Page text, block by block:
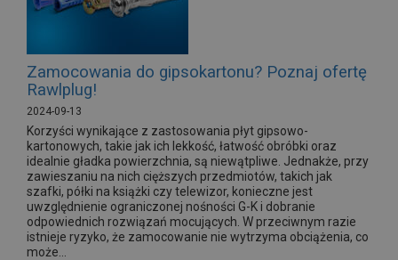
Zamocowania do gipsokartonu? Poznaj ofertę
Rawlplug!
2024-09-13
Korzyści wynikające z zastosowania płyt gipsowo-
kartonowych, takie jak ich lekkość, łatwość obróbki oraz
idealnie gładka powierzchnia, są niewątpliwe. Jednakże, przy
zawieszaniu na nich cięższych przedmiotów, takich jak
szafki, półki na książki czy telewizor, konieczne jest
uwzględnienie ograniczonej nośności G-K i dobranie
odpowiednich rozwiązań mocujących. W przeciwnym razie
istnieje ryzyko, że zamocowanie nie wytrzyma obciążenia, co
może...